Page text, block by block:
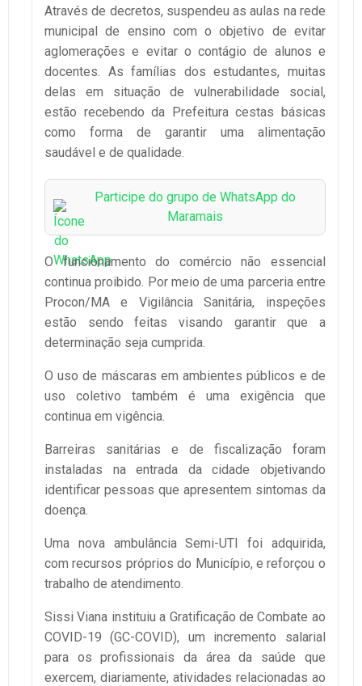
Através de decretos, suspendeu as aulas na rede
municipal de ensino com o objetivo de evitar
aglomerações e evitar o contágio de alunos e
docentes. As famílias dos estudantes, muitas
delas em situação de vulnerabilidade social,
estão recebendo da Prefeitura cestas básicas
como forma de garantir uma alimentação
saudável e de qualidade.
Participe do grupo de WhatsApp do
Maramais
O funcionamento do comércio não essencial
continua proibido. Por meio de uma parceria entre
Procon/MA e Vigilância Sanitária, inspeções
estão sendo feitas visando garantir que a
determinação seja cumprida.
O uso de máscaras em ambientes públicos e de
uso coletivo também é uma exigência que
continua em vigência.
Barreiras sanitárias e de fiscalização foram
instaladas na entrada da cidade objetivando
identificar pessoas que apresentem sintomas da
doença.
Uma nova ambulância Semi-UTI foi adquirida,
com recursos próprios do Município, e reforçou o
trabalho de atendimento.
Sissi Viana instituiu a Gratificação de Combate ao
COVID-19 (GC-COVID), um incremento salarial
para os profissionais da área da saúde que
exercem, diariamente, atividades relacionadas ao